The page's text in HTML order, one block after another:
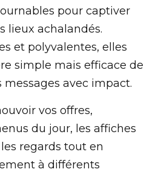
pour captiver
lieux achalandés.
et polyvalentes, elles
simple mais efficace de
avec impact.
vos offres,
du jour, les affiches
regards tout en
à différents